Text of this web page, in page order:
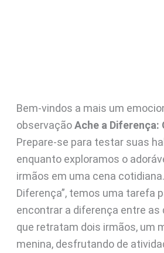
Bem-vindos a mais um
observaçãoAche a Diferença:
Prepare-se para testar suas
enquanto exploramos o
irmãos em uma cena
Diferença”, temos uma tarefa
encontrar a diferença entre as
que retratam dois irmãos, um
menina, desfrutando de